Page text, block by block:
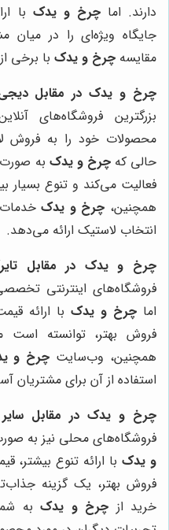
دارند. اماچرخ و یدک با
جایگاه ویژه‌ای را در میان
مقایسه چرخ و یدک با برخی
چرخ و یدک در مقابل
بزرگترین فروشگاه‌های
محصولات خود را به فروش
حالی کهچرخ و یدک به
فعالیت می‌کند و تنوع بسیار
همچنین، چرخ و یدکخدمات
انتخاب لاستیک ارائه می‌دهد.
چرخ و یدک در مقابل
فروشگاه‌های اینترنتی
اما چرخ و یدک با ارائه
فروش بهتر، توانسته
همچنین، وب‌سایت چرخ و
استفاده از آن برای مشتریان
چرخ و یدک در مقابل
فروشگاه‌های محلی نیز به
و یدکبا ارائه تنوع
فروش بهتر، یک گزینه
خرید از چرخ و یدک به